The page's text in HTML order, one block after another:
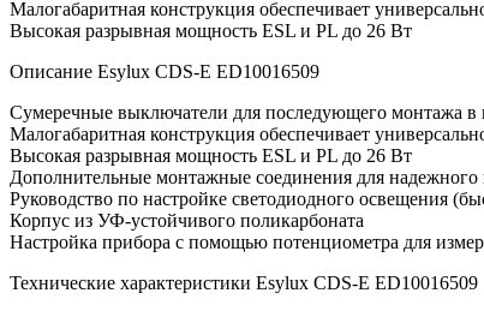
Малогабаритная конструкция обеспечивает
Высокая разрывная мощность ESL и PL до 26 Вт
Описание Esylux CDS-E ED10016509
Сумеречные выключатели для последующего монтажа в
Малогабаритная конструкция обеспечивает
Высокая разрывная мощность ESL и PL до 26 Вт
Дополнительные монтажные соединения для надежного
Руководство по настройке светодиодного освещения
Корпус из УФ-устойчивого поликарбоната
Настройка прибора с помощью потенциометра для
Технические характеристики Esylux CDS-E ED10016509